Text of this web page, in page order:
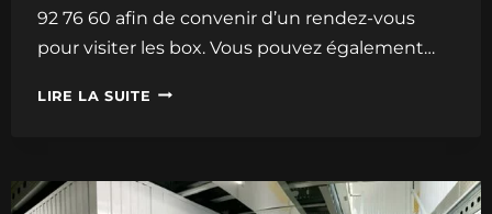
92 76 60 afin de convenir d’un rendez-vous
pour visiter les box. Vous pouvez également…
LIRE LA SUITE 100
EN